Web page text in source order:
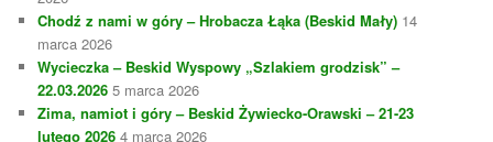
Chodź z nami w góry – Hrobacza Łąka (Beskid Mały) 14
marca 2026
Wycieczka – Beskid Wyspowy „Szlakiem grodzisk” –
22.03.2026 5 marca 2026
Zima, namiot i góry – Beskid Żywiecko-Orawski – 21-23
lutego 2026 4 marca 2026